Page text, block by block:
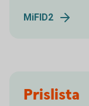
MiFID2
Prislista